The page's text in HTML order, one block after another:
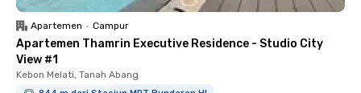
Apartemen • Campur
Apartemen Thamrin Executive Residence - Studio City
View #1
Kebon Melati, Tanah Abang